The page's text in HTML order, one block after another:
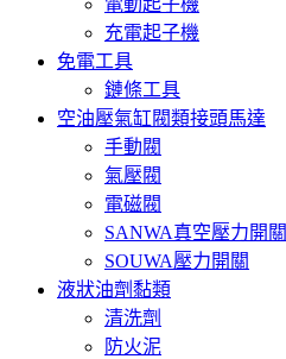
充電起子機
免電工具
鏈條工具
空油壓氣缸閥類接頭馬達
手動閥
氣壓閥
電磁閥
SANWA真空壓力開關
SOUWA壓力開關
液狀油劑黏類
清洗劑
防火泥